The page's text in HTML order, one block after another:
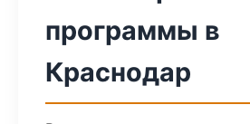
программы в
Краснодар